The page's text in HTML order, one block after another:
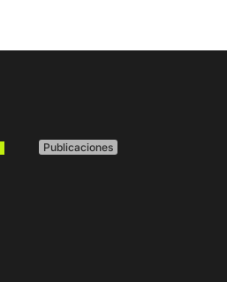
Publicaciones